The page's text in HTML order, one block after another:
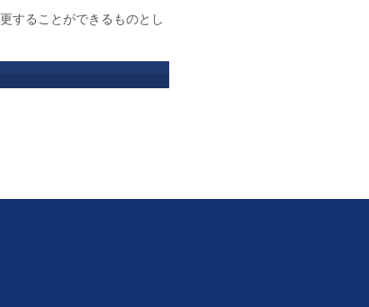
することができるものとし